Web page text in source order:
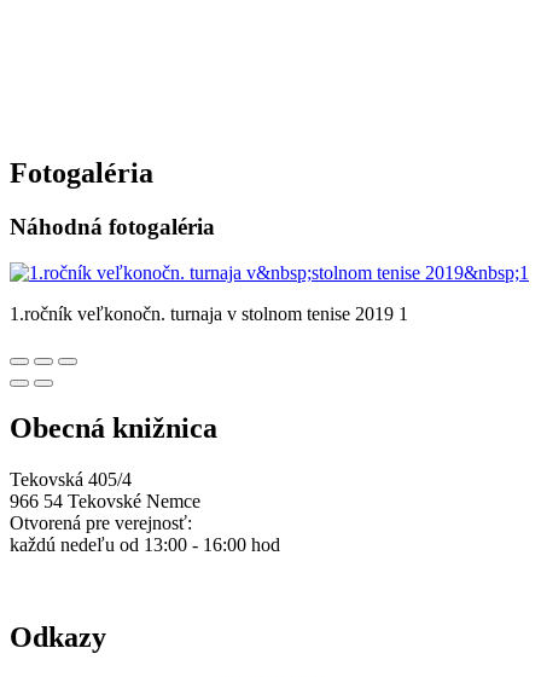
Fotogaléria
Náhodná fotogaléria
1.ročník veľkonočn. turnaja v stolnom tenise 2019 1
Obecná knižnica
Tekovská 405/4
966 54 Tekovské Nemce
Otvorená pre verejnosť:
každú nedeľu od 13:00 - 16:00 hod
Odkazy